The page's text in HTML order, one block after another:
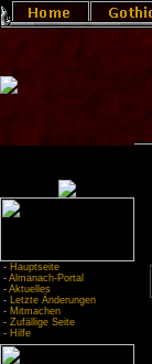
- Hauptseite
- Almanach-Portal
- Aktuelles
- Letzte Änderungen
- Mitmachen
- Zufällige Seite
- Hilfe